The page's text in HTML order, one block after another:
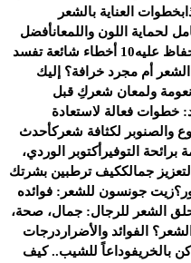
خطوات العناية بالشعر
لحماية اللون واللمعانأفضل
عليه
10 أخطاء شائعة تفسد
أم مجرد خرافة؟ إليك
ولمعان شعركِ قبل
خطوات فعالة لاستعادة
والصنوبر لكثافة شعركأحدث
أكتوبر الوردي،
جمالككيف ترطبين بشرتك
زيت جونسون للشعر: فوائده
الشعر للرجال: جمال، صحة،
الفوائد والأضرار درجات
بالخريفوداعاً للشيب.. كيف